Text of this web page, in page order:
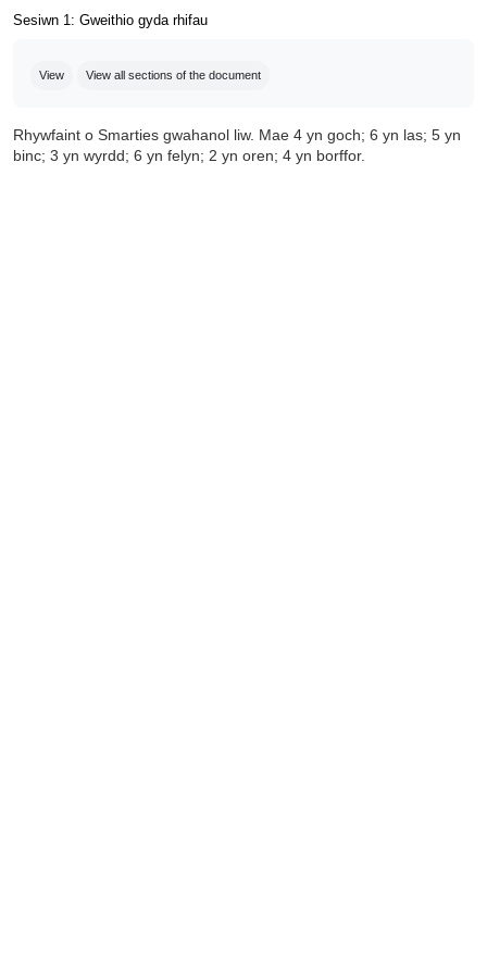
Sesiwn 1: Gweithio gyda rhifau
View View all sections of the document
Rhywfaint o Smarties gwahanol liw. Mae 4 yn goch; 6 yn las; 5 yn
binc; 3 yn wyrdd; 6 yn felyn; 2 yn oren; 4 yn borffor.